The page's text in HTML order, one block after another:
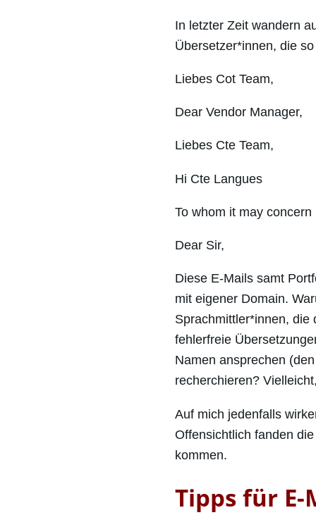
In letzter Zeit wandern
Übersetzer*innen, die
Liebes Cot Team,
Dear Vendor Manager,
Liebes Cte Team,
Hi Cte Langues
To whom it may concern
Dear Sir,
Diese E-Mails samt
mit eigener Domain.
Sprachmittler*innen, die
fehlerfreie
Namen ansprechen
recherchieren?
Auf mich jedenfalls
Offensichtlich fanden
kommen.
Tipps für